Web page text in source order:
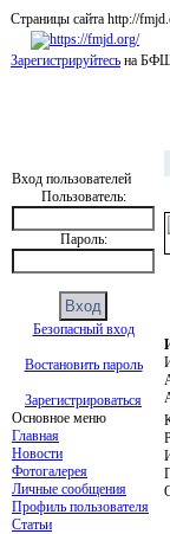
Страницы сайта http://
Зарегистрируйтесь на
Вход пользователей
Пользователь:
Пароль:
Безопасный вход
Востановить пароль
Зарегистрироваться
Основное меню
Главная
Новости
Фотогалерея
Личные сообщения
Профиль пользователя
Статьи